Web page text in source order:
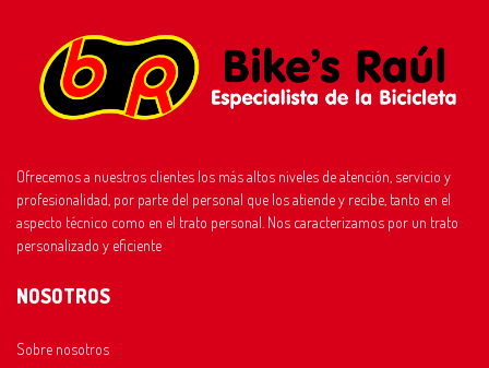
Ofrecemos a nuestros clientes los más altos niveles de atención, servicio y
profesionalidad, por parte del personal que los atiende y recibe, tanto en el
aspecto técnico como en el trato personal. Nos caracterizamos por un trato
personalizado y eficiente
NOSOTROS
Sobre nosotros